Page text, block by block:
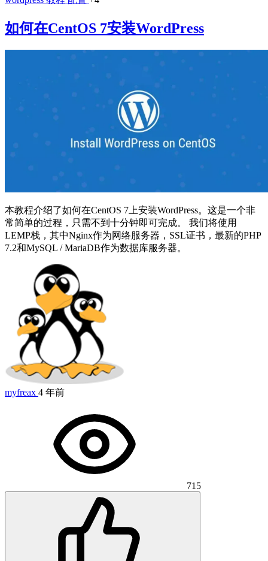
如何在CentOS 7安装WordPress
本教程介绍了如何在CentOS 7上安装WordPress。这是一个非
常简单的过程，只需不到十分钟即可完成。 我们将使用
LEMP栈，其中Nginx作为网络服务器，SSL证书，最新的PHP
7.2和MySQL / MariaDB作为数据库服务器。
myfreax 4 年前
715